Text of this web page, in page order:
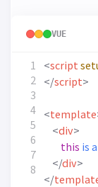
VUE
4
7
<script
</script>
<template
<div>
this is a
</div>
</